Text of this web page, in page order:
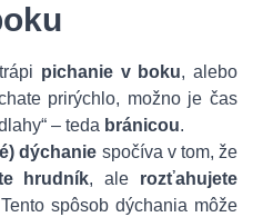
pichanie v boku, alebo
prirýchlo, možno je čas
– teda bránicou.
dýchanie spočíva v tom, že
hrudník, ale rozťahujete
spôsob dýchania môže